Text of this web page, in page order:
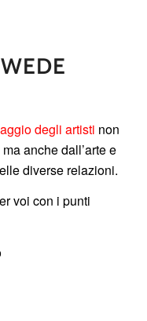
degli artisti non
anche dall’arte e
diverse relazioni.
voi con i punti